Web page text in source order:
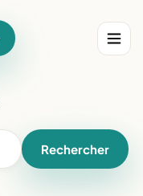
Rechercher